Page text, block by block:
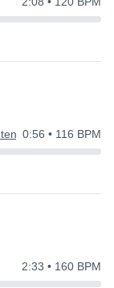
Stimmung |
0:56 • 116 BPM
2:33 • 160 BPM